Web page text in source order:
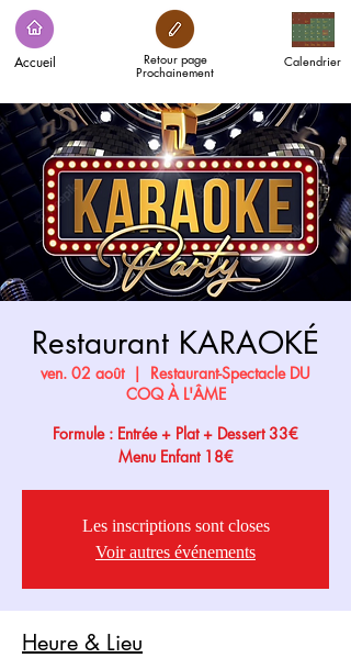
Accueil Calendrier
Retour page
Prochainement
Restaurant KARAOKÉ
ven. 02 août
  |
Restaurant-Spectacle DU
COQ À L'ÂME
Formule : Entrée + Plat + Dessert 33€
Menu Enfant 18€
Les inscriptions sont closes
Voir autres événements
Heure & Lieu